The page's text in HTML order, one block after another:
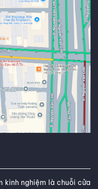
kinh nghiệm là chuỗi cửa